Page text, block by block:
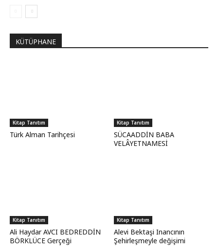
KÜTÜPHANE
Kitap Tanıtım
Türk Alman Tarihçesi
Kitap Tanıtım
SÜCAADDİN BABA
VELÂYETNAMESİ
Kitap Tanıtım
Ali Haydar AVCI BEDREDDİN
BÖRKLÜCE Gerçeği
Kitap Tanıtım
Alevi Bektaşi Inancının
Şehirleşmeyle değişimi